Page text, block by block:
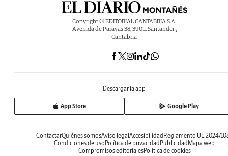
Copyright © EDITORIAL CANTABRIA S.A.
Avenida de Parayas 38, 39011 Santander ,
Cantabria
Descargar la app
App Store Google Play
ContactarQuiénes somosAviso legalAccesibilidadReglamento UE 2024/
Condiciones de usoPolítica de privacidadPublicidadMapa web
Compromisos editorialesPolítica de cookies